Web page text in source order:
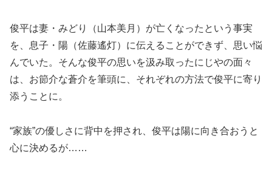
俊平は妻・みどり（山本美月）が亡くなったという事実
を、息子・陽（佐藤遙灯）に伝えることができず、思い悩
んでいた。そんな俊平の思いを汲み取ったにじやの面々
は、お節介な蒼介を筆頭に、それぞれの方法で俊平に寄り
添うことに。
“家族”の優しさに背中を押され、俊平は陽に向き合おうと
心に決めるが……